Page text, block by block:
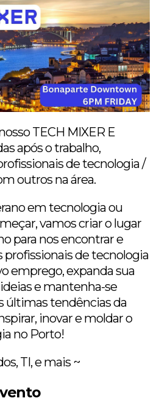
TECH MIXER E
após o trabalho,
de tecnologia /
outros na área.
em tecnologia ou
vamos criar o lugar
para nos encontrar e
profissionais de tecnologia
emprego, expanda sua
e mantenha-se
últimas tendências da
inovar e moldar o
no Porto!
TI, e mais ~